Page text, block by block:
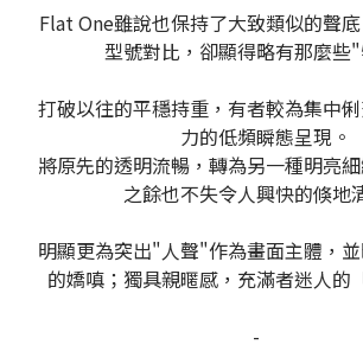
Flat One雖說也保持了大致類似的聲
型號對比，卻顯得略有那麼些
打破以往的平穩持重，有者較為集中
力的低頻瞬態呈現。
將原先的透明流暢，轉為另一種明亮
之餘也不失令人興快的倏地
明顯更為突出"人聲"作為畫面主體，
的嬌嗔；獨具親暱感，充滿者迷人的
-